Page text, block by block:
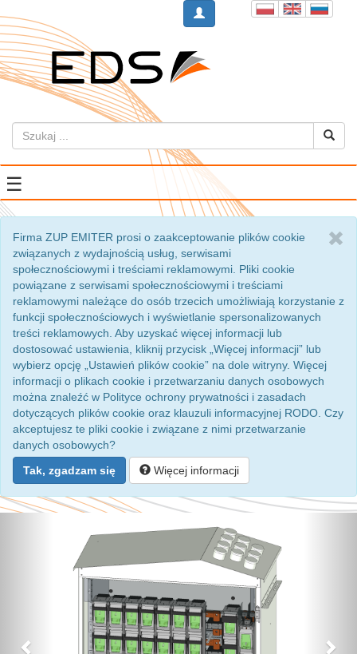
☰
Firma ZUP EMITER prosi o zaakceptowanie plików cookie
związanych z wydajnością usług, serwisami
społecznościowymi i treściami reklamowymi. Pliki cookie
powiązane z serwisami społecznościowymi i treściami
reklamowymi należące do osób trzecich umożliwiają korzystanie z
funkcji społecznościowych i wyświetlanie spersonalizowanych
treści reklamowych. Aby uzyskać więcej informacji lub
dostosować ustawienia, kliknij przycisk „Więcej informacji” lub
wybierz opcję „Ustawień plików cookie” na dole witryny. Więcej
informacji o plikach cookie i przetwarzaniu danych osobowych
można znaleźć w Polityce ochrony prywatności i zasadach
dotyczących plików cookie oraz klauzuli informacyjnej RODO. Czy
akceptujesz te pliki cookie i związane z nimi przetwarzanie
danych osobowych?
Tak, zgadzam się
Więcej informacji